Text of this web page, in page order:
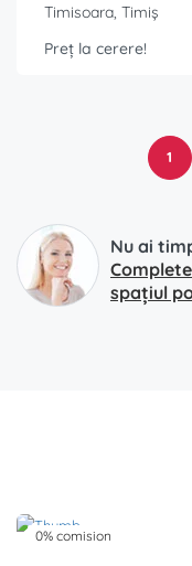
Timisoara, Timiș
Preț la cerere!
1
Nu ai
spațiul
0% comision